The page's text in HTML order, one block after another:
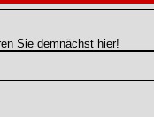
Sie demnächst hier!